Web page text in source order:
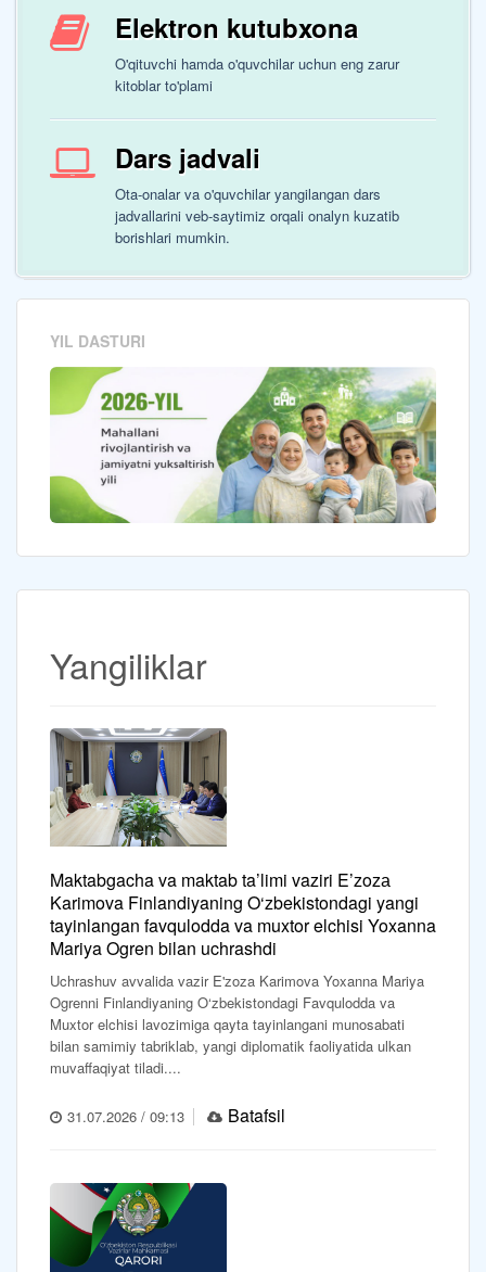
Elektron kutubxona
O'qituvchi hamda o'quvchilar uchun eng zarur
kitoblar to'plami
Dars jadvali
Ota-onalar va o'quvchilar yangilangan dars
jadvallarini veb-saytimiz orqali onalyn kuzatib
borishlari mumkin.
YIL DASTURI
Yangiliklar
Maktabgacha va maktab ta’limi vaziri E’zozа
Karimova Finlandiyaning O‘zbekistondagi yangi
tayinlangan favqulodda va muxtor elchisi Yoxanna
Mariya Ogren bilan uchrashdi
Uchrashuv avvalida vazir E'zoza Karimova Yoxanna Mariya
Ogrenni Finlandiyaning O‘zbekistondagi Favqulodda va
Muxtor elchisi lavozimiga qayta tayinlangani munosabati
bilan samimiy tabriklab, yangi diplomatik faoliyatida ulkan
muvaffaqiyat tiladi....
31.07.2026 / 09:13 Batafsil